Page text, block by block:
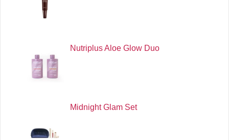
Nutriplus Aloe Glow Duo
Midnight Glam Set